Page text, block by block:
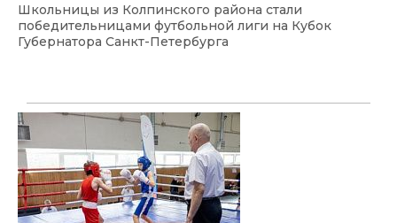
Школьницы из Колпинского района стали
победительницами футбольной лиги на Кубок
Губернатора Санкт-Петербурга